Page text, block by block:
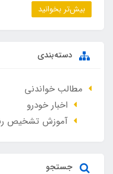
بیش‌تر بخوانید
دسته‌بندی
مطالب خواندنی
اخبار خودرو
آموزش تشخیص
جستجو